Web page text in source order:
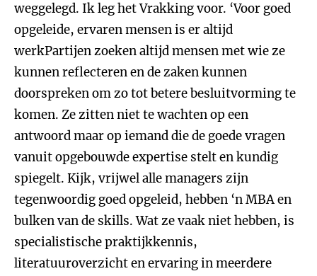
weggelegd. Ik leg het Vrakking voor. ‘Voor goed
opgeleide, ervaren mensen is er altijd
werkPartijen zoeken altijd mensen met wie ze
kunnen reflecteren en de zaken kunnen
doorspreken om zo tot betere besluitvorming te
komen. Ze zitten niet te wachten op een
antwoord maar op iemand die de goede vragen
vanuit opgebouwde expertise stelt en kundig
spiegelt. Kijk, vrijwel alle managers zijn
tegenwoordig goed opgeleid, hebben ‘n MBA en
bulken van de skills. Wat ze vaak niet hebben, is
specialistische praktijkkennis,
literatuuroverzicht en ervaring in meerdere